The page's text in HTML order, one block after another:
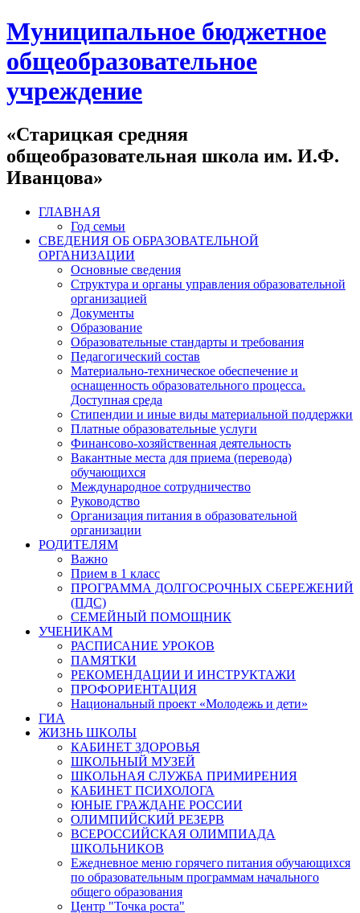
Муниципальное бюджетное
общеобразовательное
учреждение
«Старицкая средняя
общеобразовательная школа им. И.Ф.
Иванцова»
ГЛАВНАЯ
Год семьи
СВЕДЕНИЯ ОБ ОБРАЗОВАТЕЛЬНОЙ
ОРГАНИЗАЦИИ
Основные сведения
Структура и органы управления образовательной
организацией
Документы
Образование
Образовательные стандарты и требования
Педагогический состав
Материально-техническое обеспечение и
оснащенность образовательного процесса.
Доступная среда
Стипендии и иные виды материальной поддержки
Платные образовательные услуги
Финансово-хозяйственная деятельность
Вакантные места для приема (перевода)
обучающихся
Международное сотрудничество
Руководство
Организация питания в образовательной
организации
РОДИТЕЛЯМ
Важно
Прием в 1 класс
ПРОГРАММА ДОЛГОСРОЧНЫХ СБЕРЕЖЕНИЙ
(ПДС)
СЕМЕЙНЫЙ ПОМОЩНИК
УЧЕНИКАМ
РАСПИСАНИЕ УРОКОВ
ПАМЯТКИ
РЕКОМЕНДАЦИИ И ИНСТРУКТАЖИ
ПРОФОРИЕНТАЦИЯ
Национальный проект «Молодежь и дети»
ГИА
ЖИЗНЬ ШКОЛЫ
КАБИНЕТ ЗДОРОВЬЯ
ШКОЛЬНЫЙ МУЗЕЙ
ШКОЛЬНАЯ СЛУЖБА ПРИМИРЕНИЯ
КАБИНЕТ ПСИХОЛОГА
ЮНЫЕ ГРАЖДАНЕ РОССИИ
ОЛИМПИЙСКИЙ РЕЗЕРВ
ВСЕРОССИЙСКАЯ ОЛИМПИАДА
ШКОЛЬНИКОВ
Ежедневное меню горячего питания обучающихся
по образовательным программам начального
общего образования
Центр "Точка роста"